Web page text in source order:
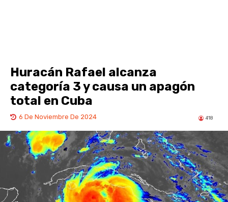
Huracán Rafael alcanza
categoría 3 y causa un apagón
total en Cuba
6 De Noviembre De 2024 418